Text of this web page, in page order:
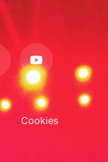
Cookies